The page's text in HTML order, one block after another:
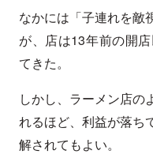
なかには「子連れを敵
が、店は13年前の開
てきた。
しかし、ラーメン店の
れるほど、利益が落ち
解されてもよい。